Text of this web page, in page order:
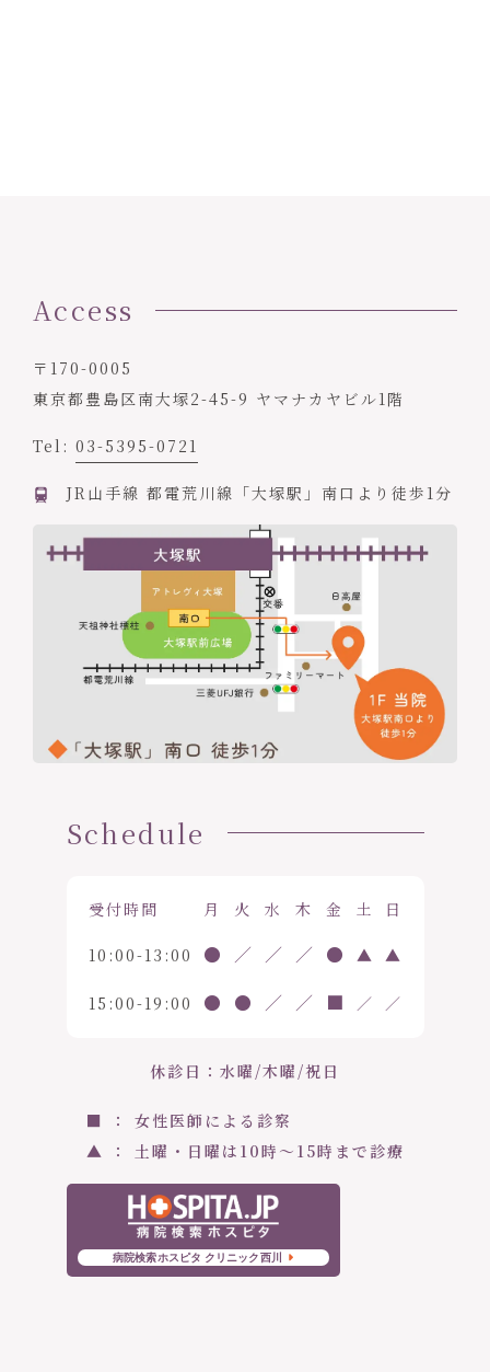
Access
〒170-0005
東京都豊島区南大塚2-45-9 ヤマナカヤビル1階
Tel: 03-5395-0721
JR山手線 都電荒川線「大塚駅」南口より徒歩1分
Schedule
受付時間 月 火 水 木 金 土 日
10:00-13:00 ● ／ ／ ／ ● ▲ ▲
15:00-19:00 ● ● ／ ／ ■ ／ ／
休診日：水曜/木曜/祝日
■ ： 女性医師による診察
▲ ： 土曜・日曜は10時〜15時まで診療
病院検索ホスピタ クリニック西川